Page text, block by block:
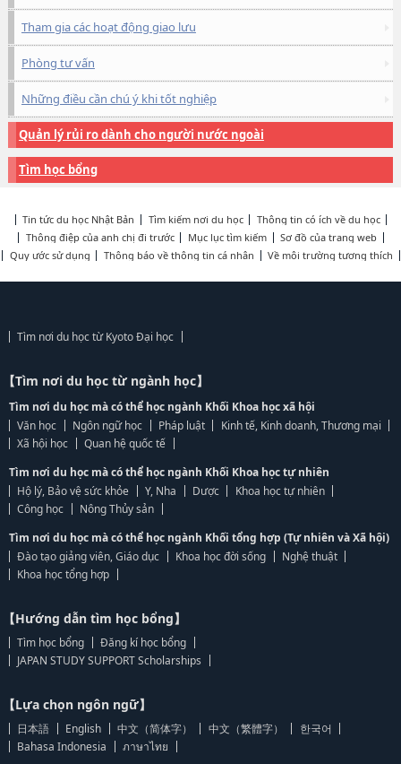
Tham gia các hoạt động giao lưu
Phòng tư vấn
Những điều cần chú ý khi tốt nghiệp
Quản lý rủi ro dành cho người nước ngoài
Tìm học bổng
Tin tức du học Nhật Bản Tìm kiếm nơi du học
Thông tin có ích về du học
Thông điệp của anh chị đi trước
Mục lục tìm kiếm
Sơ đồ của trang web
Quy ước sử dụng
Thông báo về thông tin cá nhân Về môi trường tương thích
Tìm nơi du học từ Kyoto Đại học
【Tìm nơi du học từ ngành học】
Tìm nơi du học mà có thể học ngành Khối Khoa học xã hội
Văn học
Ngôn ngữ học Pháp luật
Kinh tế, Kinh doanh, Thương mại
Xã hội học
Quan hệ quốc tế
Tìm nơi du học mà có thể học ngành Khối Khoa học tự nhiên
Hộ lý, Bảo vệ sức khỏe
Y, Nha Dược
Khoa học tự nhiên
Công học
Nông Thủy sản
Tìm nơi du học mà có thể học ngành Khối tổng hợp (Tự nhiên và Xã hội)
Đào tạo giảng viên, Giáo dục
Khoa học đời sống
Nghệ thuật
Khoa học tổng hợp
【Hướng dẫn tìm học bổng】
Tìm học bổng
Đăng kí học bổng
JAPAN STUDY SUPPORT Scholarships
【Lựa chọn ngôn ngữ】
日本語 English 中文（简体字） 中文（繁體字）
한국어
Bahasa Indonesia
ภาษาไทย